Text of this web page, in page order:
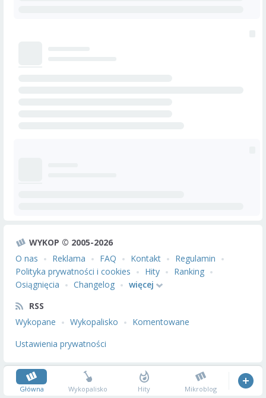
WYKOP © 2005-2026
O nas
Reklama FAQ Kontakt
Regulamin
Polityka prywatności i cookies
Hity
Ranking
Osiągnięcia
Changelog
więcej
RSS
Wykopane
Wykopalisko
Komentowane
Ustawienia prywatności
Główna Wykopalisko Hity Mikroblog